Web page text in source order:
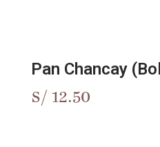
Pan Chancay
S/ 12.50